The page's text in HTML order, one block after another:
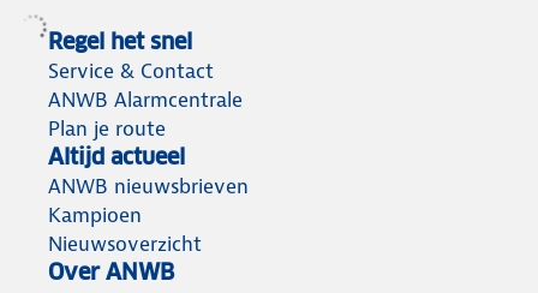
Regel het snel
Service & Contact
ANWB Alarmcentrale
Plan je route
Altijd actueel
ANWB nieuwsbrieven
Kampioen
Nieuwsoverzicht
Over ANWB